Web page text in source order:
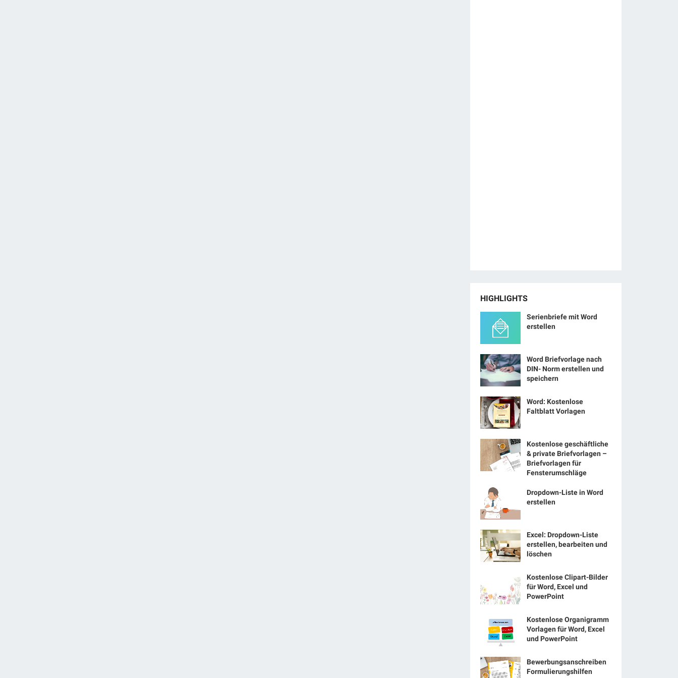
HIGHLIGHTS
Serienbriefe mit Word
erstellen
Word Briefvorlage nach
DIN- Norm erstellen und
speichern
Word: Kostenlose
Faltblatt Vorlagen
Kostenlose geschäftliche
& private Briefvorlagen –
Briefvorlagen für
Fensterumschläge
Dropdown-Liste in Word
erstellen
Excel: Dropdown-Liste
erstellen, bearbeiten und
löschen
Kostenlose Clipart-Bilder
für Word, Excel und
PowerPoint
Kostenlose Organigramm
Vorlagen für Word, Excel
und PowerPoint
Bewerbungsanschreiben
Formulierungshilfen